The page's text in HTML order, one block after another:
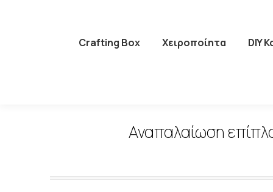
Crafting Box Χειροποίητα DIY
Αναπαλαίωση